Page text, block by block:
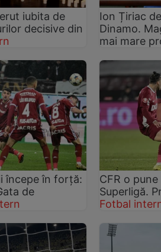
iubita de
decisive din
Ion Țiriac
Dinamo.
mai mare
începe în forță:
de
CFR o
Superligă.
Fotbal